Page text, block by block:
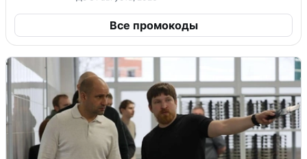
Все промокоды